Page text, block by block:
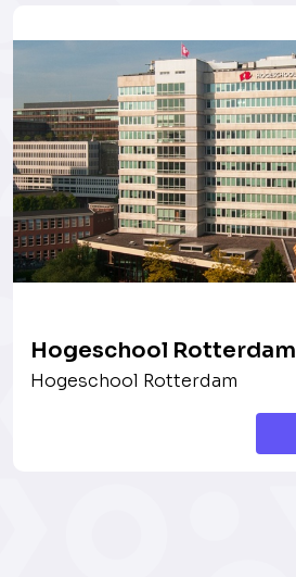
Hogeschool Rotterdam
Hogeschool Rotterdam